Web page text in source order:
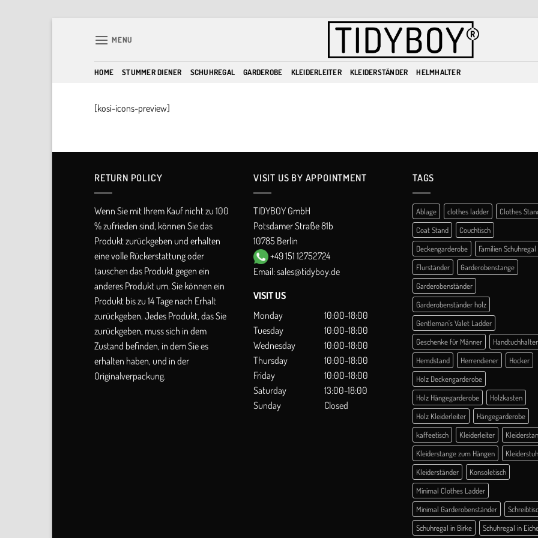
MENU
HOME STUMMER DIENER SCHUHREGAL GARDEROBE KLEIDERLEITER KLEIDERSTÄNDER HELMHALTER
[kosi-icons-preview]
RETURN POLICY​
Wenn Sie mit Ihrem Kauf nicht zu 100
% zufrieden sind, können Sie das
Produkt zurückgeben und erhalten
eine volle Rückerstattung oder
tauschen das Produkt gegen ein
anderes Produkt um. Sie können ein
Produkt bis zu 14 Tage nach Erhalt
zurückgeben. Jedes Produkt, das Sie
zurückgeben, muss sich in dem
Zustand befinden, in dem Sie es
erhalten haben, und in der
Originalverpackung.
VISIT US BY APPOINTMENT
TIDYBOY GmbH
Potsdamer Straße 81b
10785 Berlin
+49 151 12752724
Email:sales@tidyboy.de
VISIT US
Monday
10:00-18:00
Tuesday
10:00-18:00
Wednesday
10:00-18:00
Thursday
10:00-18:00
Friday
10:00-18:00
Saturday
13:00-18:00
Sunday
Closed
TAGS
Ablage clothes ladder
Clothes
Coat Stand
Couchtisch
Deckengarderobe
Familien Schuhregal
Flurständer
Garderobenstange
Garderobenständer
Garderobenständer holz
Gentleman's Valet Ladder
Geschenke für Männer
Handtuchhalter
Hemdstand
Herrendiener
Hocker
Holz Deckengarderobe
Holz Hängegarderobe
Holzkasten
Holz Kleiderleiter
Hängegarderobe
kaffeetisch
Kleiderleiter
Kleiderstange zum Hängen
Kleiderständer
Konsoletisch
Minimal Clothes Ladder
Minimal Garderobenständer
Schuhregal in Birke
Schuhregal in